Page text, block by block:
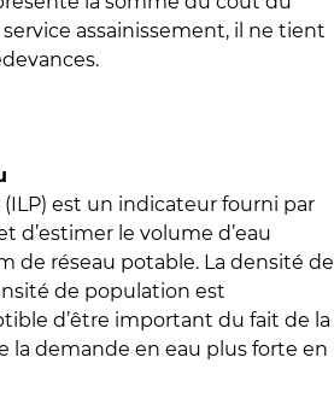
assainissement, il ne tient
(ILP) est un indicateur fourni par
d’estimer le volume d’eau
de réseau potable. La densité de
de population est
d’être important du fait de la
demande en eau plus forte en